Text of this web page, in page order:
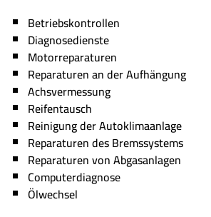
Betriebskontrollen
Diagnosedienste
Motorreparaturen
Reparaturen an der Aufhängung
Achsvermessung
Reifentausch
Reinigung der Autoklimaanlage
Reparaturen des Bremssystems
Reparaturen von Abgasanlagen
Computerdiagnose
Ölwechsel